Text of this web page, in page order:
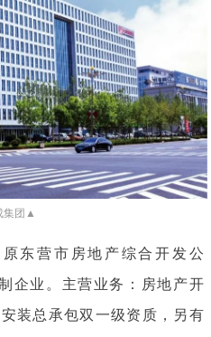
集团▲
东营市房地产综合开发公
企业。主营业务：房地产开
装总承包双一级资质，另有